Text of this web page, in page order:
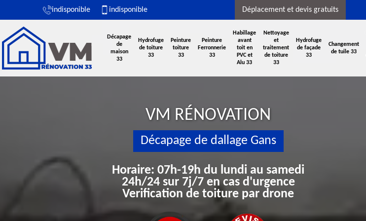
indisponible indisponible Déplacement et devis gratuits
Décapage
de
maison
33
Hydrofuge
de toiture
33
Peinture
toiture
33
Peinture
Ferronnerie
33
Habillage
avant
toit en
PVC et
Alu 33
Nettoyage
et
traitement
de toiture
33
Hydrofuge
de façade
33
Changement
de tuile 33
VM RÉNOVATION
Décapage de dallage Gans
Horaire: 07h-19h du lundi au samedi
24h/24 sur 7j/7 en cas d'urgence
Verification de toiture par drone